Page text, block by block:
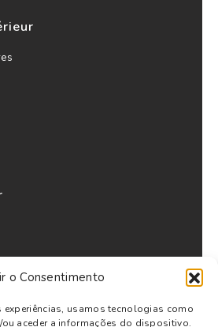
o Consentimento
experiências, usamos tecnologias como
ou aceder a informações do dispositivo.